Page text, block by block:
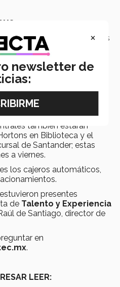
de los pisos 1 al 4 de lunes
y el domingo a las 8:00
Centertambién estará
a través de un registro.
abiertas las cafeterías El
Centrales y un carrito
a 16:00 horas.
Subway y las Gorditas
también estarán
en Biblioteca y el
de Santander; estas
a viernes.
los cajeros automáticos,
presentes
de Talento y Experiencia
de Santiago, director de
en
.
LEER:
×
newsletter de